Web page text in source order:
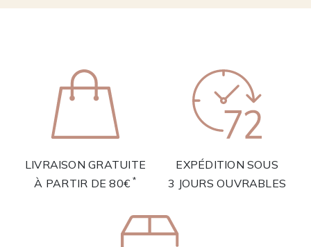
LIVRAISON GRATUITE
À PARTIR DE 80€ *
EXPÉDITION SOUS
3 JOURS OUVRABLES